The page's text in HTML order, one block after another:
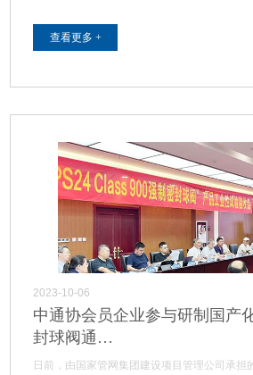
查看更多 +
2023-10-06
中通协会员企业参与研制国产
封球阀通…
日前，由国家管网集团建设项目管理公司承担